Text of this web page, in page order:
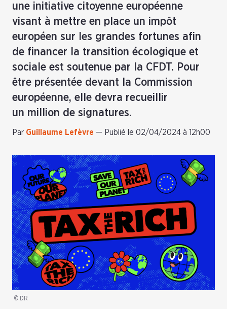
une initiative citoyenne européenne
visant à mettre en place un impôt
européen sur les grandes fortunes afin
de financer la transition écologique et
sociale est soutenue par la CFDT. Pour
être présentée devant la Commission
européenne, elle devra recueillir
un million de signatures.
Par Guillaume Lefèvre — Publié le 02/04/2024 à 12h00
© DR